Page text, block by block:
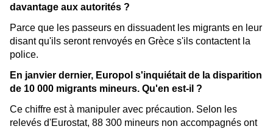
davantage aux autorités ?
Parce que les passeurs en dissuadent les migrants en leur
disant qu'ils seront renvoyés en Grèce s'ils contactent la
police.
En janvier dernier, Europol s'inquiétait de la disparition
de 10 000 migrants mineurs. Qu'en est-il ?
Ce chiffre est à manipuler avec précaution. Selon les
relevés d'Eurostat, 88 300 mineurs non accompagnés ont